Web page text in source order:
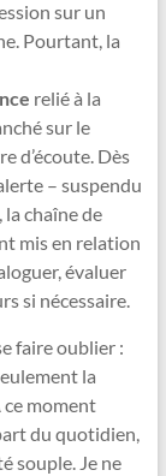
sur un
Pourtant, la
relié à la
sur le
d’écoute. Dès
– suspendu
la chaîne de
mis en relation
évaluer
si nécessaire.
faire oublier :
la
ce moment
du quotidien,
souple. Je ne